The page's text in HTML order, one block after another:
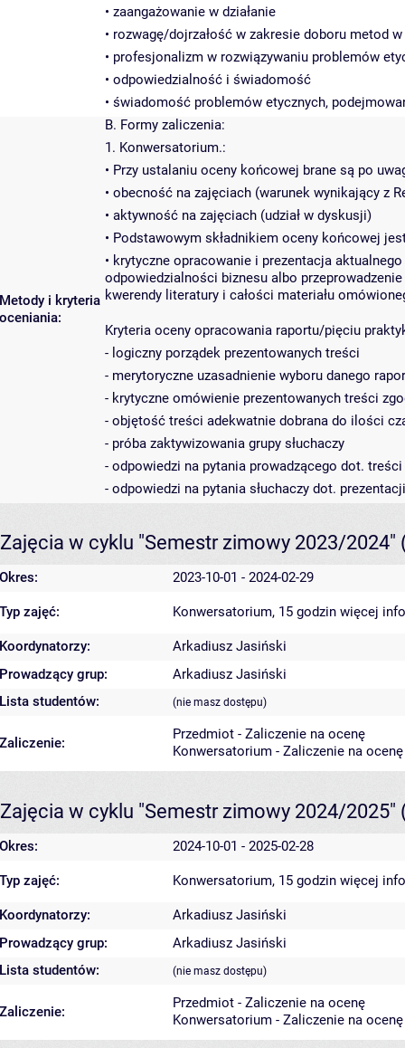
• zaangażowanie w działanie
• rozwagę/dojrzałość w zakresie doboru metod
• profesjonalizm w rozwiązywaniu problemów
• odpowiedzialność i świadomość
• świadomość problemów etycznych,
Metody i kryteria
oceniania:
B. Formy zaliczenia:
1. Konwersatorium.:
• Przy ustalaniu oceny końcowej brane są po
• obecność na zajęciach (warunek wynikający z
• aktywność na zajęciach (udział w dyskusji)
• Podstawowym składnikiem oceny końcowej
• krytyczne opracowanie i prezentacja
odpowiedzialności biznesu albo
kwerendy literatury i całości materiału
Kryteria oceny opracowania raportu/pięciu
- logiczny porządek prezentowanych treści
- merytoryczne uzasadnienie wyboru danego
- krytyczne omówienie prezentowanych treści
- objętość treści adekwatnie dobrana do ilości
- próba zaktywizowania grupy słuchaczy
- odpowiedzi na pytania prowadzącego dot.
- odpowiedzi na pytania słuchaczy dot.
Zajęcia w cyklu "Semestr zimowy 2023/2024"
Okres: 2023-10-01 - 2024-02-29
Typ zajęć: Konwersatorium, 15 godzin więcej
Koordynatorzy:
Arkadiusz Jasiński
Prowadzący grup:
Arkadiusz Jasiński
Lista studentów:
(nie masz dostępu)
Zaliczenie:
Przedmiot - Zaliczenie na ocenę
Konwersatorium - Zaliczenie na ocenę
Zajęcia w cyklu "Semestr zimowy 2024/2025"
Okres: 2024-10-01 - 2025-02-28
Typ zajęć: Konwersatorium, 15 godzin więcej
Koordynatorzy:
Arkadiusz Jasiński
Prowadzący grup:
Arkadiusz Jasiński
Lista studentów:
(nie masz dostępu)
Zaliczenie:
Przedmiot - Zaliczenie na ocenę
Konwersatorium - Zaliczenie na ocenę